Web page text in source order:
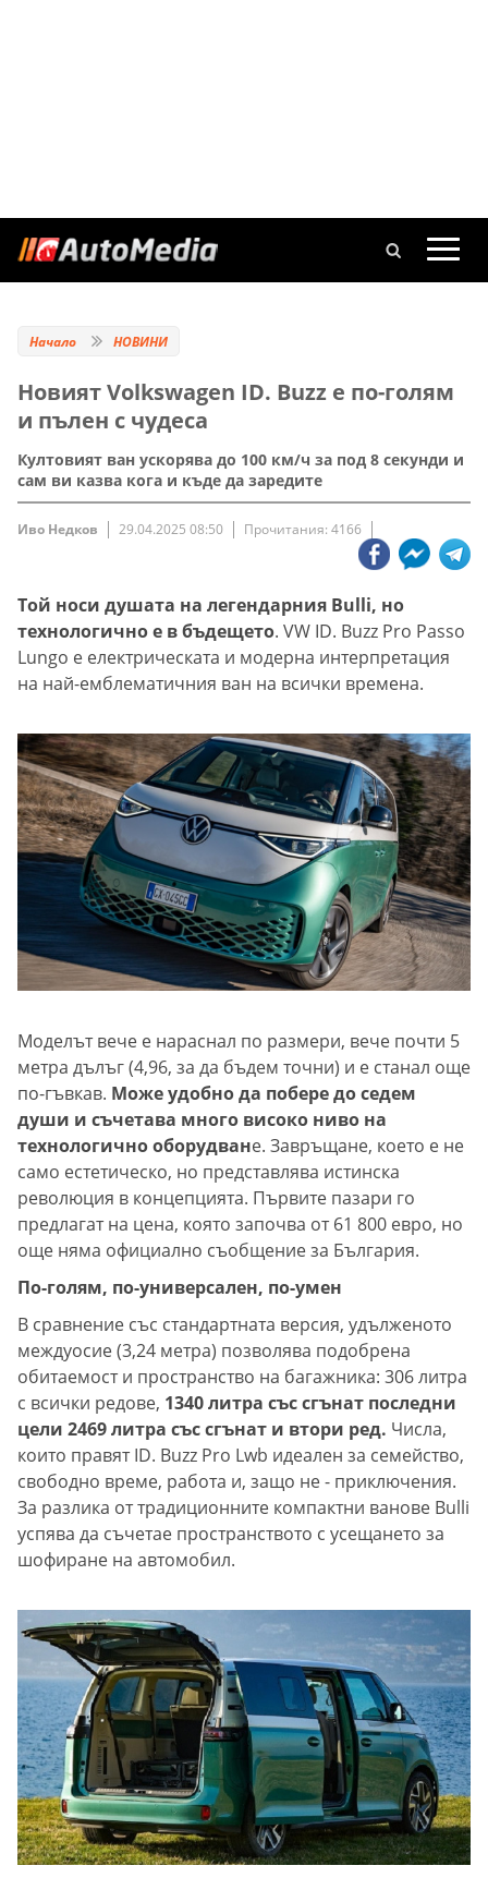
Начало НОВИНИ
Новият Volkswagen ID. Buzz е по-голям
и пълен с чудеса
Култовият ван ускорява до 100 км/ч за под 8 секунди и
сам ви казва кога и къде да заредите
Иво Недков 29.04.2025 08:50 Прочитания: 4166
Той носи душата на легендарния Bulli, но
технологично е в бъдещето. VW ID. Buzz Pro Passo
Lungo е електрическата и модерна интерпретация
на най-емблематичния ван на всички времена.
Моделът вече е нараснал по размери, вече почти 5
метра дълъг (4,96, за да бъдем точни) и е станал още
по-гъвкав. Може удобно да побере до седем
души и съчетава много високо ниво на
технологично оборудване. Завръщане, което е не
само естетическо, но представлява истинска
революция в концепцията. Първите пазари го
предлагат на цена, която започва от 61 800 евро, но
още няма официално съобщение за България.
По-голям, по-универсален, по-умен
В сравнение със стандартната версия, удълженото
междуосие (3,24 метра) позволява подобрена
обитаемост и пространство на багажника: 306 литра
с всички редове, 1340 литра със сгънат последни
цели 2469 литра със сгънат и втори ред. Числа,
които правят ID. Buzz Pro Lwb идеален за семейство,
свободно време, работа и, защо не - приключения.
За разлика от традиционните компактни ванове Bulli
успява да съчетае пространството с усещането за
шофиране на автомобил.